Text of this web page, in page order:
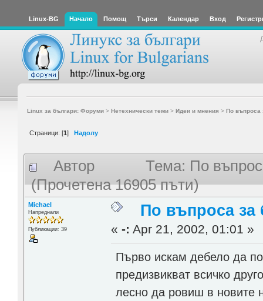
Linux-BG Начало Помощ Търси Календар Вход
Linux за българи: Форуми> Нетехнически теми> Идеи и мнения > По въпроса
Страници: [1] Надолу
Автор
Тема: По
(Прочетена 16905 пъти)
Michael
Напреднали
Публикации: 39
По въпроса за
«-: Apr 21, 2002, 01:01 »
Първо искам дебело да
предизвикват всичко
лесно да ровиш в новите